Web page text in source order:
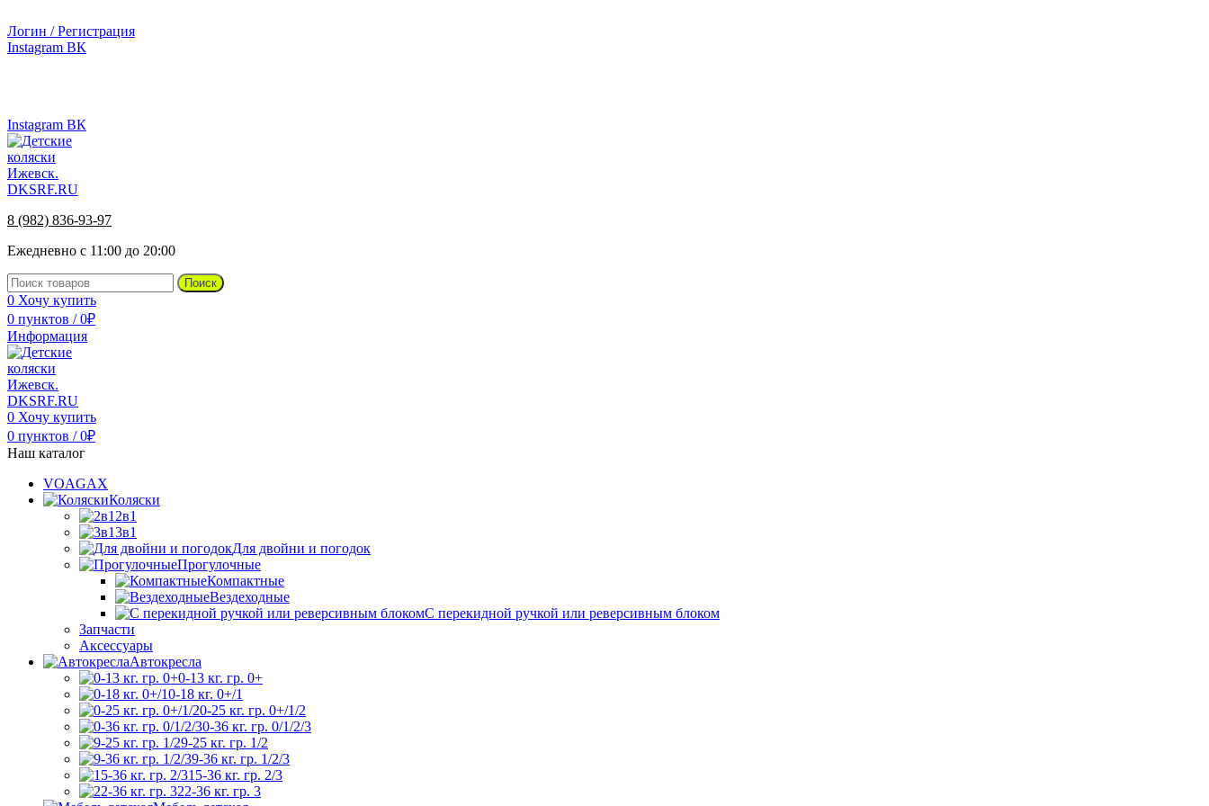
Логин / Регистрация
Instagram ВК
Instagram ВК
8 (982) 836-93-97
Ежедневно с 11:00 до 20:00
Поиск
0 Хочу купить
0 пунктов / 0₽
Информация
0 Хочу купить
0 пунктов / 0₽
Наш каталог
VOAGAX
Коляски
2в1
3в1
Для двойни и погодок
Прогулочные
Компактные
Вездеходные
С перекидной ручкой или реверсивным блоком
Запчасти
Аксессуары
Автокресла
0-13 кг. гр. 0+
0-18 кг. 0+/1
0-25 кг. гр. 0+/1/2
0-36 кг. гр. 0/1/2/3
9-25 кг. гр. 1/2
9-36 кг. гр. 1/2/3
15-36 кг. гр. 2/3
22-36 кг. гр. 3